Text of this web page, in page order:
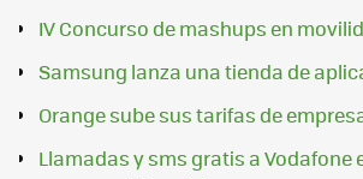
IV Concurso de mashups en
Samsung lanza una tienda de
Orange sube sus tarifas de
Llamadas y sms gratis a Vodafone